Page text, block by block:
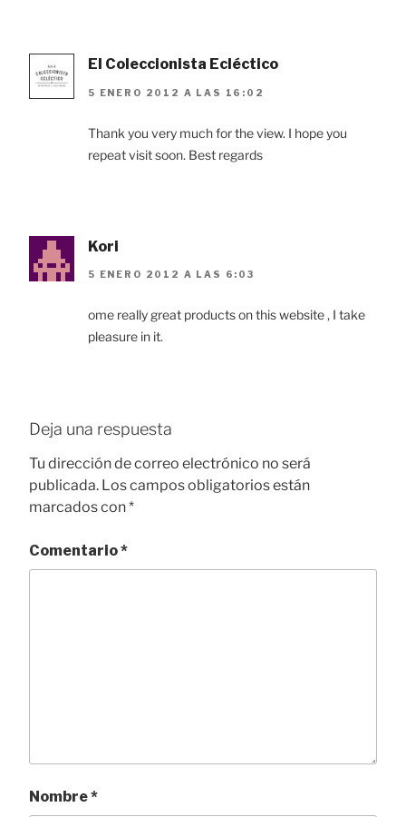
El Coleccionista Ecléctico
5 ENERO 2012 A LAS 16:02
Thank you very much for the view. I hope you
repeat visit soon. Best regards
Kori
5 ENERO 2012 A LAS 6:03
ome really great products on this website , I take
pleasure in it.
Deja una respuesta
Tu dirección de correo electrónico no será
publicada. Los campos obligatorios están
marcados con*
Comentario*
Nombre*